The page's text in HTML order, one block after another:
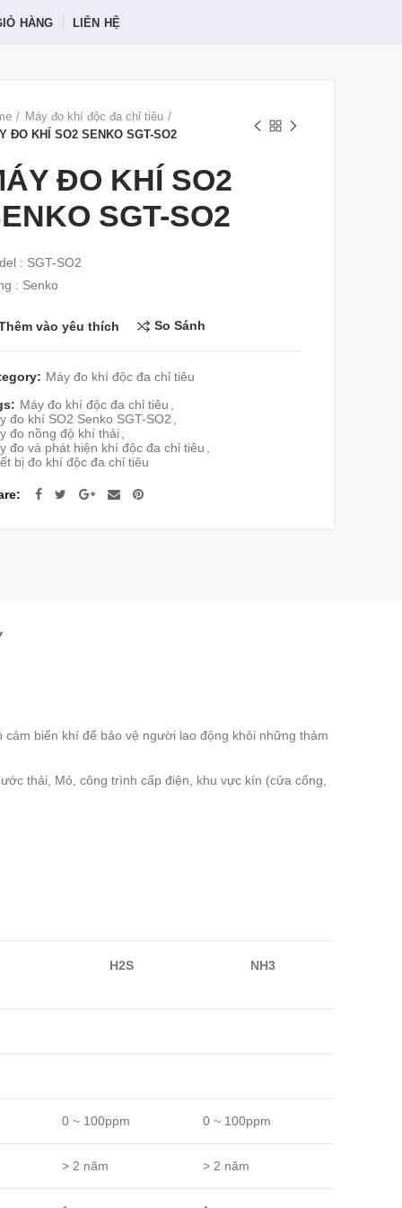
HÀNG LIÊN HỆ
Máy đo khí độc đa chỉ tiêu
ĐO KHÍ SO2 SENKO SGT-SO2
ĐO KHÍ SO2
SGT-SO2
: SGT-SO2
: Senko
vào yêu thích So Sánh
Máy đo khí độc đa chỉ tiêu
Máy đo khí độc đa chỉ tiêu ,
đo khí SO2 Senko SGT-SO2 ,
đo nồng độ khí thải ,
đo và phát hiện khí độc đa chỉ tiêu ,
bị đo khí độc đa chỉ tiêu
biến khí để bảo vệ người lao động khỏi những thảm
thải, Mỏ, công trình cấp điện, khu vực kín (cửa cống,
H2S NH3
0 ~ 100ppm 0 ~ 100ppm
> 2 năm > 2 năm